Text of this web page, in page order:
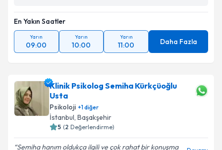
En Yakın Saatler
Yarın
09:00
Yarın
10:00
Yarın
11:00 Daha Fazla
Klinik Psikolog Semiha Kürkçüoğlu
Usta
Psikoloji +1diğer
İstanbul, Başakşehir
5 (2 Değerlendirme)
Semiha hanım oldukça ilgili ve çok rahat bir konuşma